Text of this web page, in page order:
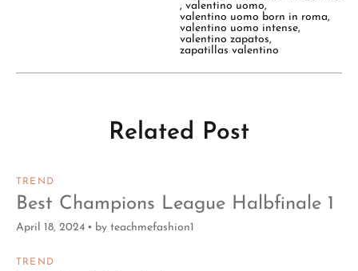
, valentino uomo,
valentino uomo born in roma,
valentino uomo intense,
valentino zapatos,
zapatillas valentino
Related Post
TREND
Best Champions League Halbfinale 1
April 18, 2024 by teachmefashion1
TREND